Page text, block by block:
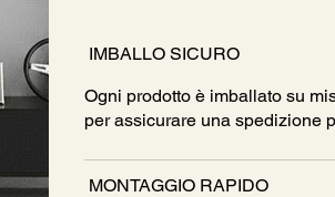
IMBALLO SICURO
Ogni prodotto è imballato su
per assicurare una spedizione
MONTAGGIO RAPIDO